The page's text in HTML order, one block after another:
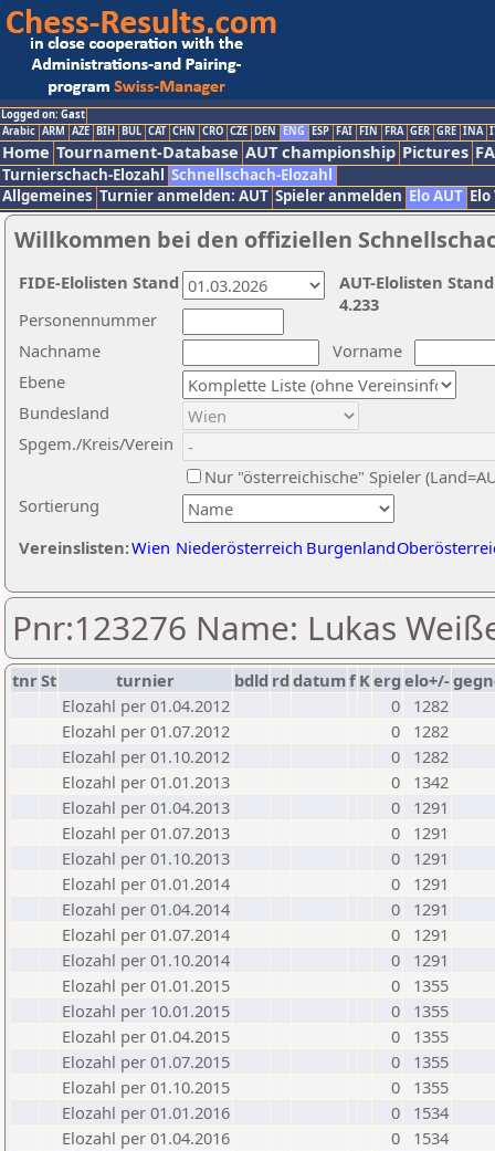
Logged on: Gast
Arabic ARM AZE BIH BUL CAT CHN CRO CZE DEN ENG ESP FAI FIN FRA GER GRE INA
Home Tournament-Database AUT championship Pictures
Turnierschach-Elozahl Schnellschach-Elozahl
Allgemeines Turnier anmelden: AUT Spieler anmelden Elo AUT
Willkommen bei den offiziellen
Nachname
Vorname
Ebene
Sortierung
Personennummer
Bundesland
Spgem./Kreis/Verein
Nur "österreichische" Spieler
Vereinslisten:Wien Niederösterreich Burgenland
AUT-Elolisten
4.233
FIDE-Elolisten Stand
Pnr:123276 Name: Lukas
tnrSt turnier bdld rd datumf Kerg elo+/-
Elozahl per 01.04.2012
0
1282
Elozahl per 01.07.2012
0
1282
Elozahl per 01.10.2012
0
1282
Elozahl per 01.01.2013
0
1342
Elozahl per 01.04.2013
0
1291
Elozahl per 01.07.2013
0
1291
Elozahl per 01.10.2013
0
1291
Elozahl per 01.01.2014
0
1291
Elozahl per 01.04.2014
0
1291
Elozahl per 01.07.2014
0
1291
Elozahl per 01.10.2014
0
1291
Elozahl per 01.01.2015
0
1355
Elozahl per 10.01.2015
0
1355
Elozahl per 01.04.2015
0
1355
Elozahl per 01.07.2015
0
1355
Elozahl per 01.10.2015
0
1355
Elozahl per 01.01.2016
0
1534
Elozahl per 01.04.2016
0
1534